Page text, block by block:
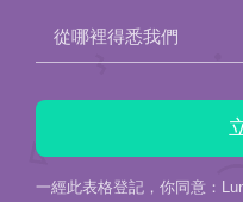
從哪裡得悉我們
一經此表格登記，你同意：